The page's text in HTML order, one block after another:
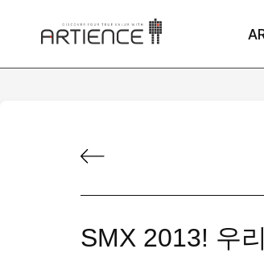
SMX 2013! 우